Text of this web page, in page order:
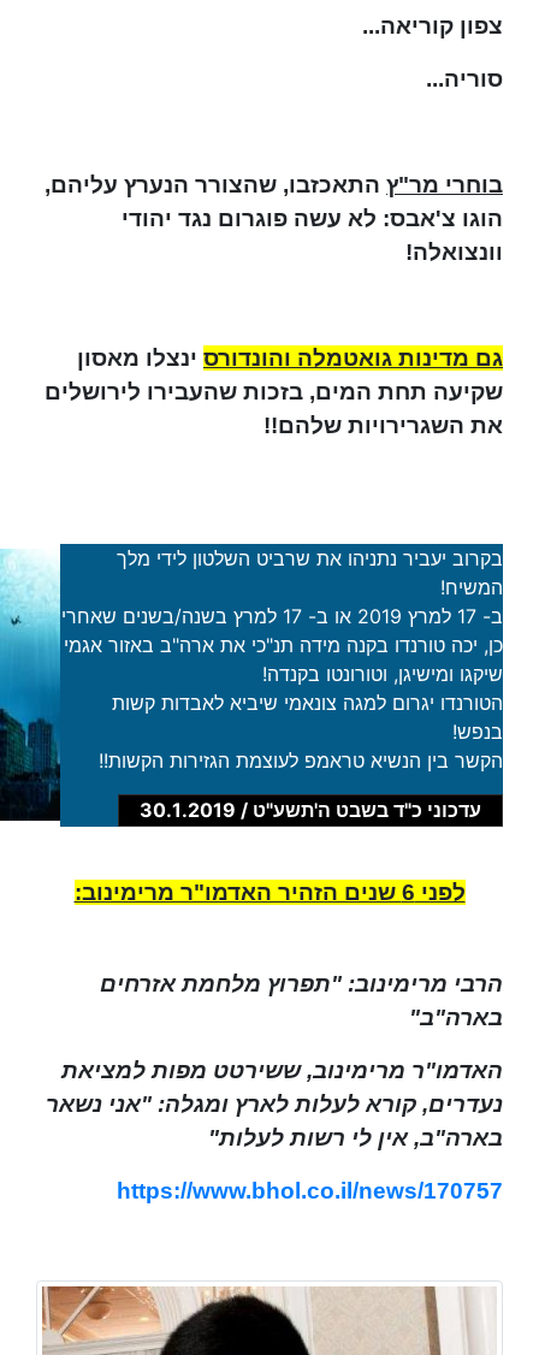
צפון קוריאה...
סוריה...
בוחרי מר"ץ התאכזבו, שהצורר הנערץ עליהם,
הוגו צ'אבס: לא עשה פוגרום נגד יהודי
וונצואלה!
גם מדינות גואטמלה והונדורס ינצלו מאסון
שקיעה תחת המים, בזכות שהעבירו לירושלים
את השגרירויות שלהם!!
בקרוב יעביר נתניהו את שרביט השלטון לידי מלך
המשיח!
ב- 17 למרץ 2019 או ב- 17 למרץ בשנה/בשנים שאחרי
כן, יכה טורנדו בקנה מידה תנ"כי את ארה"ב באזור אגמי
שיקגו ומישיגן, וטורונטו בקנדה!
הטורנדו יגרום למגה צונאמי שיביא לאבדות קשות
בנפש!
הקשר בין הנשיא טראמפ לעוצמת הגזירות הקשות!!
עדכוני כ"ד בשבט ה'תשע"ט / 30.1.2019
לפני 6 שנים הזהיר האדמו"ר מרימינוב:
הרבי מרימינוב: "תפרוץ מלחמת אזרחים
בארה"ב"
האדמו"ר מרימינוב, ששירטט מפות למציאת
נעדרים, קורא לעלות לארץ ומגלה: "אני נשאר
בארה"ב, אין לי רשות לעלות"
https://www.bhol.co.il/news/170757